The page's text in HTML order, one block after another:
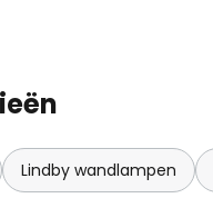
Lindby wandlampen